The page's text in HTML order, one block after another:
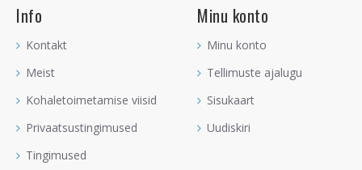
Info
Kontakt
Meist
Kohaletoimetamise viisid
Privaatsustingimused
Tingimused
Minu konto
Minu konto
Tellimuste ajalugu
Sisukaart
Uudiskiri